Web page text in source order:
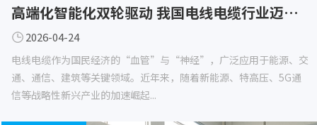
高端化智能化双轮驱动 我国电线电缆行业迈向高质量发展新阶段
2026-04-24
电线电缆作为国民经济的“血管”与“神经”，广泛应用于能源、交
通、通信、建筑等关键领域。近年来，随着新能源、特高压、5G通
信等战略性新兴产业的加速崛起...